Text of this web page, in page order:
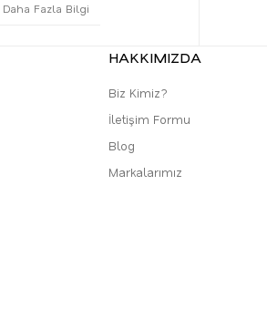
Daha Fazla Bilgi
HAKKIMIZDA
Biz Kimiz?
İletişim Formu
Blog
Markalarımız